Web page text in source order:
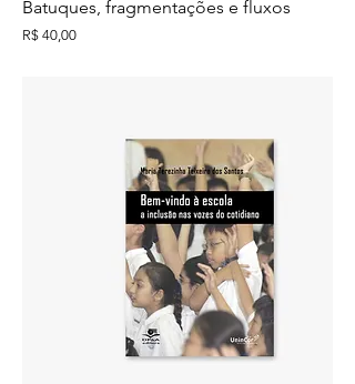
Batuques, fragmentações e fluxos
Preço
R$ 40,00